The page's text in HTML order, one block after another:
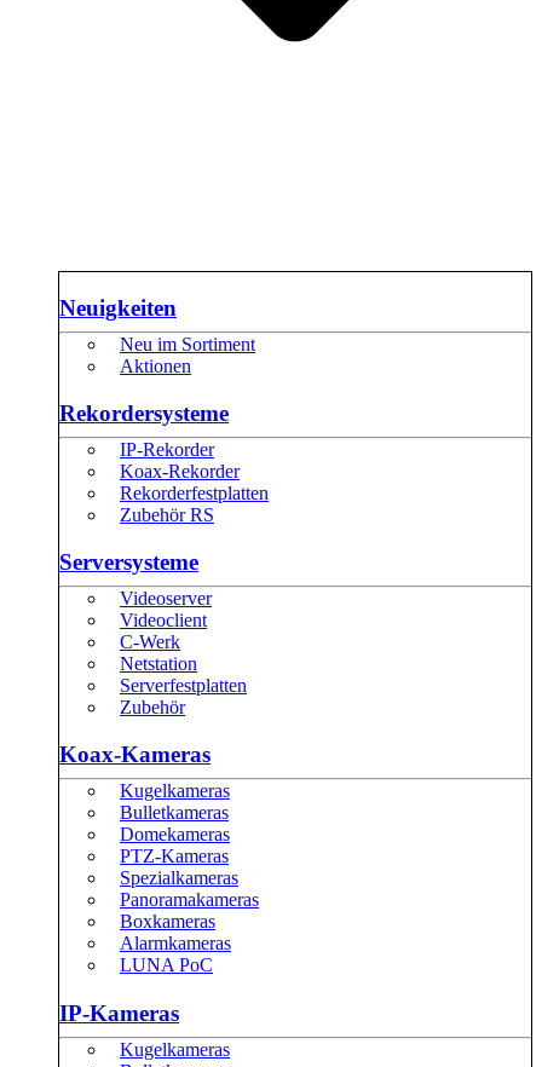
Neuigkeiten
Neu im Sortiment
Aktionen
Rekordersysteme
IP-Rekorder
Koax-Rekorder
Rekorderfestplatten
Zubehör RS
Serversysteme
Videoserver
Videoclient
C-Werk
Netstation
Serverfestplatten
Zubehör
Koax-Kameras
Kugelkameras
Bulletkameras
Domekameras
PTZ-Kameras
Spezialkameras
Panoramakameras
Boxkameras
Alarmkameras
LUNA PoC
IP-Kameras
Kugelkameras